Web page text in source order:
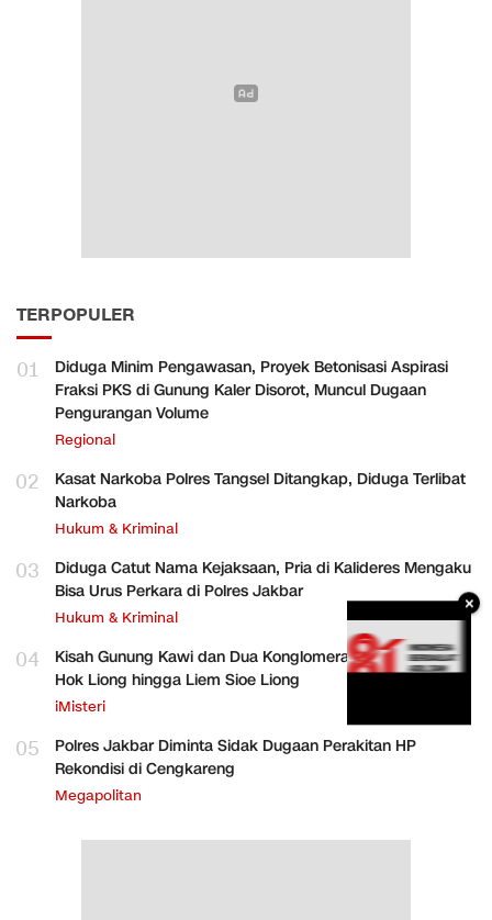
TERPOPULER
01
Diduga Minim Pengawasan, Proyek Betonisasi Aspirasi
Fraksi PKS di Gunung Kaler Disorot, Muncul Dugaan
Pengurangan Volume
Regional
02
Kasat Narkoba Polres Tangsel Ditangkap, Diduga Terlibat
Narkoba
Hukum & Kriminal
03
Diduga Catut Nama Kejaksaan, Pria di Kalideres Mengaku
Bisa Urus Perkara di Polres Jakbar
Hukum & Kriminal
04
Kisah Gunung Kawi dan Dua Konglomerat Indonesia Ong
Hok Liong hingga Liem Sioe Liong
iMisteri
05
Polres Jakbar Diminta Sidak Dugaan Perakitan HP
Rekondisi di Cengkareng
Megapolitan
×